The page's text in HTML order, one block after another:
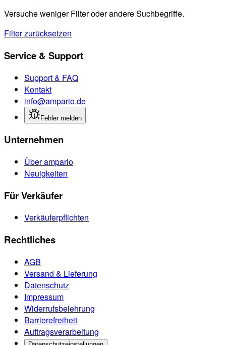
Versuche weniger Filter oder andere Suchbegriffe.
Filter zurücksetzen
Service & Support
Support & FAQ
Kontakt
info@ampario.de
Fehler melden
Unternehmen
Über ampario
Neuigkeiten
Für Verkäufer
Verkäuferpflichten
Rechtliches
AGB
Versand & Lieferung
Datenschutz
Impressum
Widerrufsbelehrung
Barrierefreiheit
Auftragsverarbeitung